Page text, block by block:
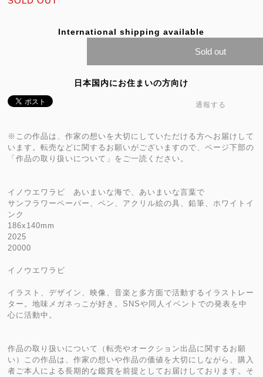
International shipping available
Sold out
日本国内にお住まいの方向け
通報する
※この作品は、作家の想いを大切にしていただける方へお届けして
います。転売などに関するお願いがございますので、ページ下部の
「作品の取り扱いについて」をご一読ください。
イノウエワラビ あいまいな海で、あいまいな言葉で
サンフラワーペーパー、ペン、アクリル絵の具、鉛筆、ホワイトイ
ンク
186x140mm
2025
20000
イノウエワラビ
イラスト、デザイン、映像、音楽と多方面で活動するイラストレー
ター。地味メガネっこが好き。SNSや同人イベントでの発表を中
心に活動中。
作品の取り扱いについて（転売やオークション出品に関するお願
い）この作品は、作家の想いや作品の価値を大切にしながら、購入
者ご本人による長期的な鑑賞を前提としてお届けしております。そ